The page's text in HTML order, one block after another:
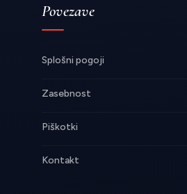
Povezave
Splošni pogoji
Zasebnost
Piškotki
Kontakt